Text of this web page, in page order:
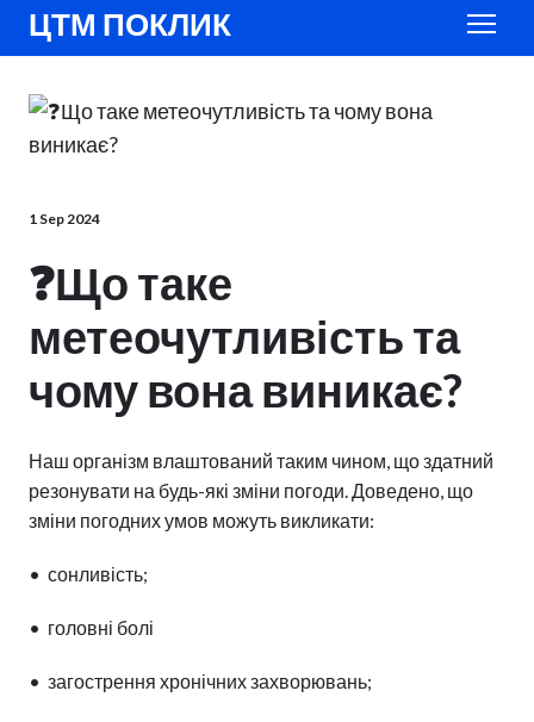
ЦТМ ПОКЛИК
1 Sep 2024
❓Що таке
метеочутливість та
чому вона виникає?
Наш організм влаштований таким чином, що здатний
резонувати на будь-які зміни погоди. Доведено, що
зміни погодних умов можуть викликати:
• сонливість;
• головні болі
• загострення хронічних захворювань;